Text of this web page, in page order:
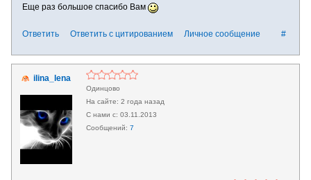
Еще раз большое спасибо Вам
#
Ответить Ответить с цитированием Личное сообщение
ilina_lena
Одинцово
2 года назад
03.11.2013
7